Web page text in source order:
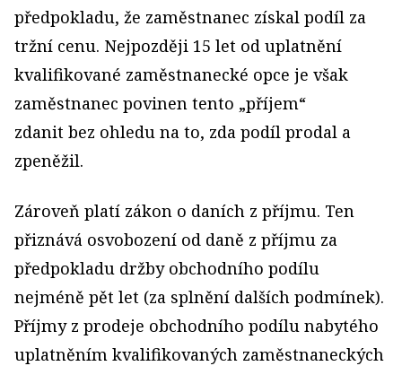
předpokladu, že zaměstnanec získal podíl za
tržní cenu. Nejpozději 15 let od uplatnění
kvalifikované zaměstnanecké opce je však
zaměstnanec povinen tento „příjem“
zdanit bez ohledu na to, zda podíl prodal a
zpeněžil.
Zároveň platí zákon o daních z příjmu. Ten
přiznává osvobození od daně z příjmu za
předpokladu držby obchodního podílu
nejméně pět let (za splnění dalších podmínek).
Příjmy z prodeje obchodního podílu nabytého
uplatněním kvalifikovaných zaměstnaneckých